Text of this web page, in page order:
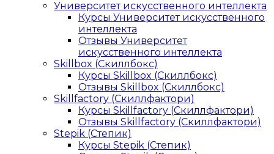
Университет искусственного интеллекта
Курсы Университет искусственного
интеллекта
Отзывы Университет
искусственного интеллекта
Skillbox (Скиллбокс)
Курсы Skillbox (Скиллбокс)
Отзывы Skillbox (Скиллбокс)
Skillfactory (Скиллфактори)
Курсы Skillfactory (Скиллфактори)
Отзывы Skillfactory (Скиллфактори)
Stepik (Степик)
Курсы Stepik (Степик)